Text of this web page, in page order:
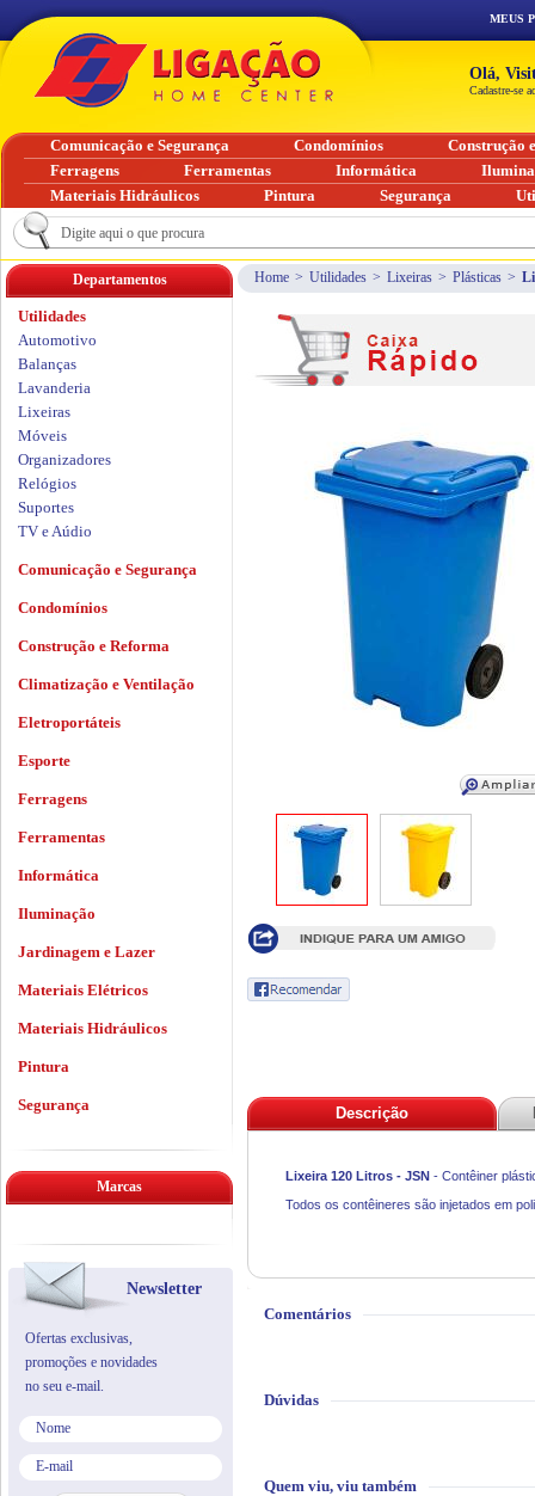
Home > Utilidades > Lixeiras > Plásticas >
Descrição
Lixeira 120 Litros - JSN - Contêiner
Todos os contêineres são injetados em
Comentários
Dúvidas
Quem viu, viu também
Departamentos
Utilidades
Automotivo
Balanças
Lavanderia
Lixeiras
Móveis
Organizadores
Relógios
Suportes
TV e Aúdio
Comunicação e Segurança
Condomínios
Construção e Reforma
Climatização e Ventilação
Eletroportáteis
Esporte
Ferragens
Ferramentas
Informática
Iluminação
Jardinagem e Lazer
Materiais Elétricos
Materiais Hidráulicos
Pintura
Segurança
Marcas
Newsletter
Ofertas exclusivas,
promoções e novidades
no seu e-mail.
MEUS
Olá,
Cadastre-se
Comunicação e Segurança Condomínios
Construção
Ferragens
Ferramentas Informática
Materiais Hidráulicos
Pintura Segurança